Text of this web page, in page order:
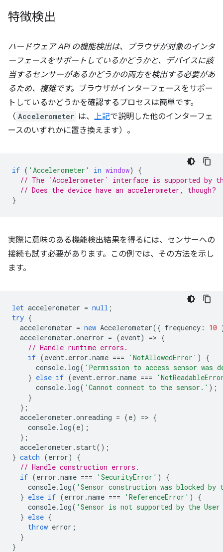
特徴検出
ハードウェア API の機能検出は、ブラウザが対象のインタ
ーフェースをサポートしているかどうかと、デバイスに該
当するセンサーがあるかどうかの両方を検出する必要があ
るため、複雑です。 ブラウザがインターフェースをサポー
トしているかどうかを確認するプロセスは簡単です。
（ Accelerometer は、 上記で説明した他のインターフェ
ースのいずれかに置き換えます）。
if ( 'Accelerometer' in window)
{
// The `Accelerometer` interface is supported by
// Does the device have an accelerometer, though?
}
実際に意味のある機能検出結果を得るには、センサーへの
接続も試す必要があります。この例では、その方法を示し
ます。
let accelerometer = null ;
try {
accelerometer = new Accelerometer({ frequency : 10
accelerometer .onerror = (event) => {
// Handle runtime errors.
if (event. error .name === 'NotAllowedError' )
{
console. log( 'Permission to access sensor was
} else if (event. error .name ===
console. log( 'Cannot connect to the sensor.' );
}
};
accelerometer .onreading = (e) => {
console. log(e);
};
accelerometer . start();
} catch (error)
{
// Handle construction errors.
if (error .name === 'SecurityError' )
{
console. log( 'Sensor construction was blocked
} else if (error .name === 'ReferenceError' )
{
console. log( 'Sensor is not supported by the
} else {
throw error ;
}
}